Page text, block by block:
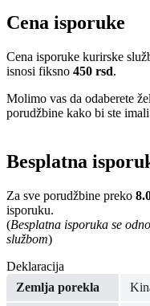
Cena isporuke
Cena isporuke kurirske
isnosi fiksno 450 rsd.
Molimo vas da odaberete
porudžbine kako bi ste
Besplatna
Za sve porudžbine preko
isporuku.
(Besplatna isporuka se
službom)
Deklaracija
Zemlja porekla